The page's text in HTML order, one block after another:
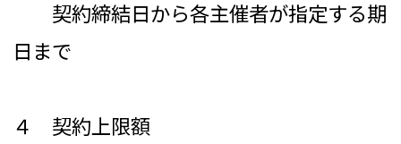
契約締結日から各主催者が指定する期
日まで
４ 契約上限額